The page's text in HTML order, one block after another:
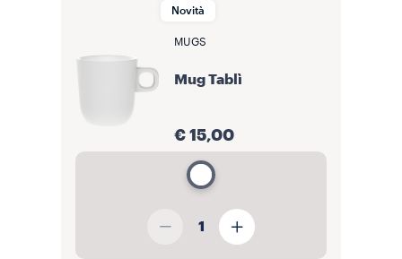
Novità
MUGS
Mug Tablì
€ 15,00
1